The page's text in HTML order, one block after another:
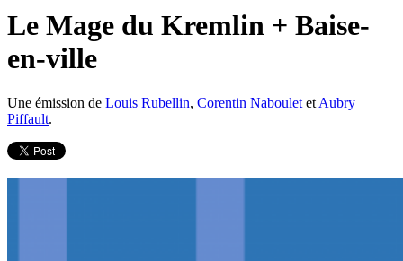
Le Mage du Kremlin + Baise-
en-ville
Une émission de Louis Rubellin, Corentin Naboulet et Aubry
Piffault.